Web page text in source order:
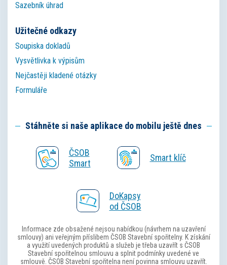
Sazebník úhrad
Užitečné odkazy
Soupiska dokladů
Vysvětlivka k výpisům
Nejčastěji kladené otázky
Formuláře
Stáhněte si naše aplikace do mobilu ještě dnes
ČSOB
Smart
Smart klíč
DoKapsy
od ČSOB
Informace zde obsažené nejsou nabídkou (návrhem na uzavření
smlouvy) ani veřejným příslibem ČSOB Stavební spořitelny. K získání
a využití uvedených produktů a služeb je třeba uzavřít s ČSOB
Stavební spořitelnou smlouvu a splnit podmínky uvedené ve
smlouvě. ČSOB Stavební spořitelna není povinna smlouvu uzavřít.